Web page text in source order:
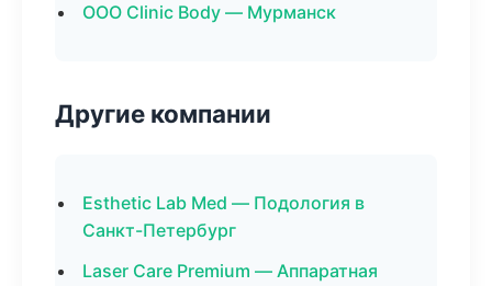
ООО Clinic Body — Мурманск
Другие компании
Esthetic Lab Med — Подология в
Санкт-Петербург
Laser Care Premium — Аппаратная